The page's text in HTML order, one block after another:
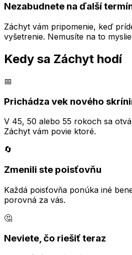
Nezabudnete na ďalší
Záchyt vám pripomenie, keď
vyšetrenie. Nemusíte na to
Kedy sa Záchyt hodí
📅
Prichádza vek nového
V 45, 50 alebo 55 rokoch sa
Záchyt vám povie ktoré.
🔄
Zmenili ste poisťovňu
Každá poisťovňa ponúka iné
porovná za vás.
🤔
Neviete, čo riešiť teraz